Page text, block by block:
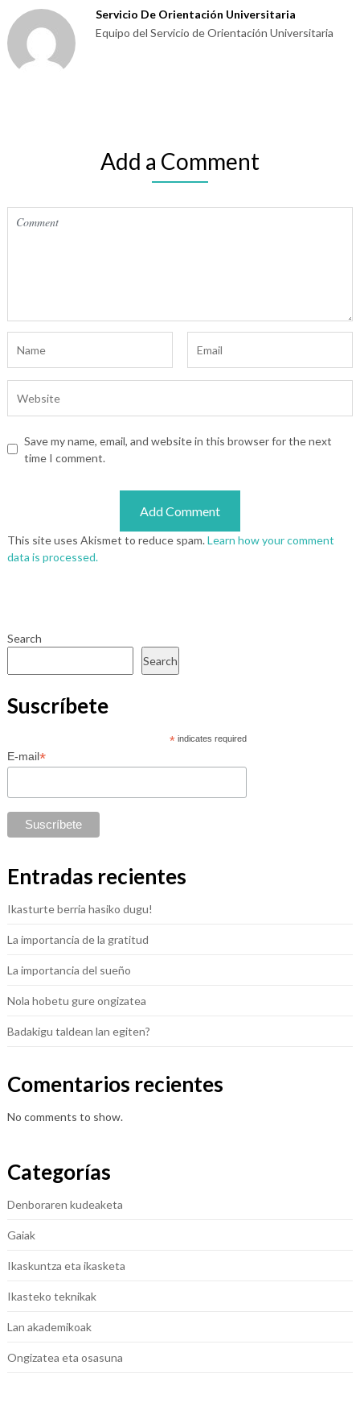
Servicio De Orientación Universitaria
Equipo del Servicio de Orientación Universitaria
Add a Comment
Save my name, email, and website in this browser for the next
time I comment.
This site uses Akismet to reduce spam.Learn how your comment
data is processed.
Search
Search
Suscríbete
*indicates required
E-mail*
Entradas recientes
Ikasturte berria hasiko dugu!
La importancia de la gratitud
La importancia del sueño
Nola hobetu gure ongizatea
Badakigu taldean lan egiten?
Comentarios recientes
No comments to show.
Categorías
Denboraren kudeaketa
Gaiak
Ikaskuntza eta ikasketa
Ikasteko teknikak
Lan akademikoak
Ongizatea eta osasuna